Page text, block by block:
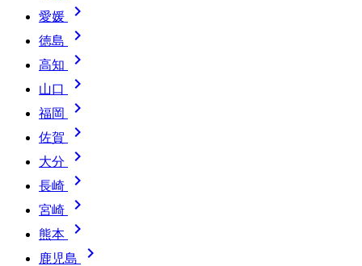
愛媛 
徳島 
高知 
山口 
福岡 
佐賀 
大分 
長崎 
宮崎 
熊本 
鹿児島 